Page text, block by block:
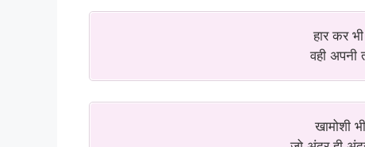
हार कर
वही अपनी
खामोशी